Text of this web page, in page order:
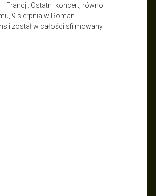
Francji. Ostatni koncert, równo
9 sierpnia w Roman
został w całości sfilmowany